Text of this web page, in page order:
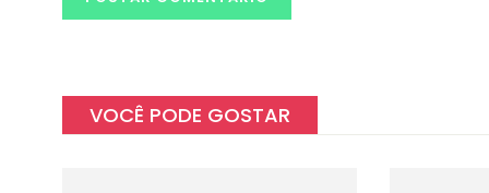
VOCÊ PODE GOSTAR